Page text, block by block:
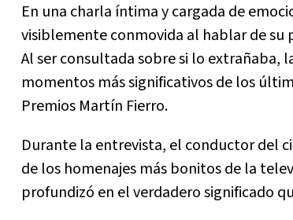
En una charla íntima y cargada de
visiblemente conmovida al hablar de su
Al ser consultada sobre si lo
momentos más significativos de los
Premios Martín Fierro.
Durante la entrevista, el conductor del
de los homenajes más bonitos de la
profundizó en el verdadero significado